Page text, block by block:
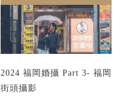
2024 福岡婚攝 Part 3- 福岡
街頭攝影